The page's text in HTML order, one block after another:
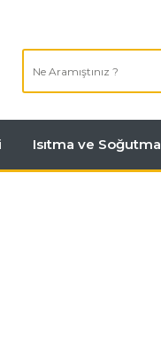
Isıtma ve Soğutma